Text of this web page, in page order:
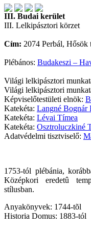
III. Budai kerület
III. Lelkipásztori körzet
Cím: 2074 Perbál, Hősök
Plébános: Budakeszi –
Világi lelkipásztori
Világi lelkipásztori
Képviselőtestületi elnök:
Katekéta: Langné Bognár
Katekéta: Lévai Tímea
Katekéta: Osztroluczkiné
Adatvédelmi tisztviselő:
1753-tól plébánia,
Középkori eredetû
stílusban.
Anyakönyvek: 1744-tõl
Historia Domus: 1883-tól